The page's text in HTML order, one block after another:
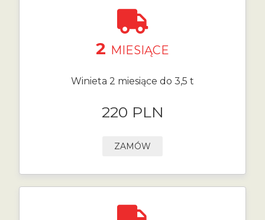
2 MIESIĄCE
Winieta 2 miesiące do 3,5 t
220 PLN
ZAMÓW